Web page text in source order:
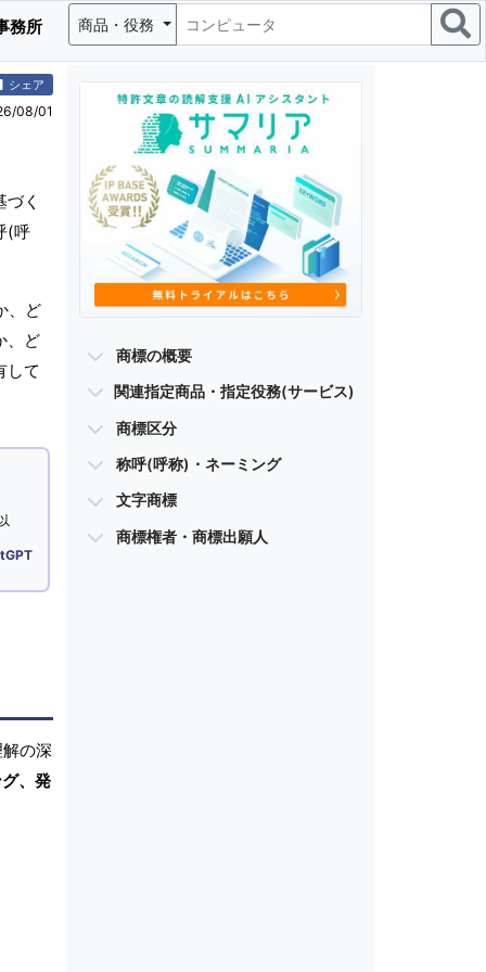
務所 商品・役務
シェア
08/01
く
(呼
、ど
、ど
して
の深
、発
商標の概要
関連指定商品・指定役務(サービス)
商標区分
称呼(呼称)・ネーミング
文字商標
商標権者・商標出願人